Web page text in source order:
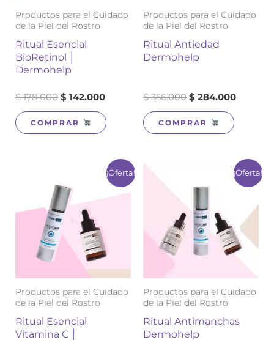
Productos para el Cuidado
de la Piel del Rostro
Ritual Esencial
BioRetinol │
Dermohelp
$178.000 $ 142.000
COMPRAR
Productos para el Cuidado
de la Piel del Rostro
Ritual Antiedad
Dermohelp
$356.000 $ 284.000
COMPRAR
¡Oferta!
Productos para el Cuidado
de la Piel del Rostro
Ritual Esencial
Vitamina C │
original
era:
$ 178.000.
El
precio
actual
¡Oferta!
Productos para el Cuidado
de la Piel del Rostro
Ritual Antimanchas
Dermohelp
original
$ 267.000.
El
precio
$